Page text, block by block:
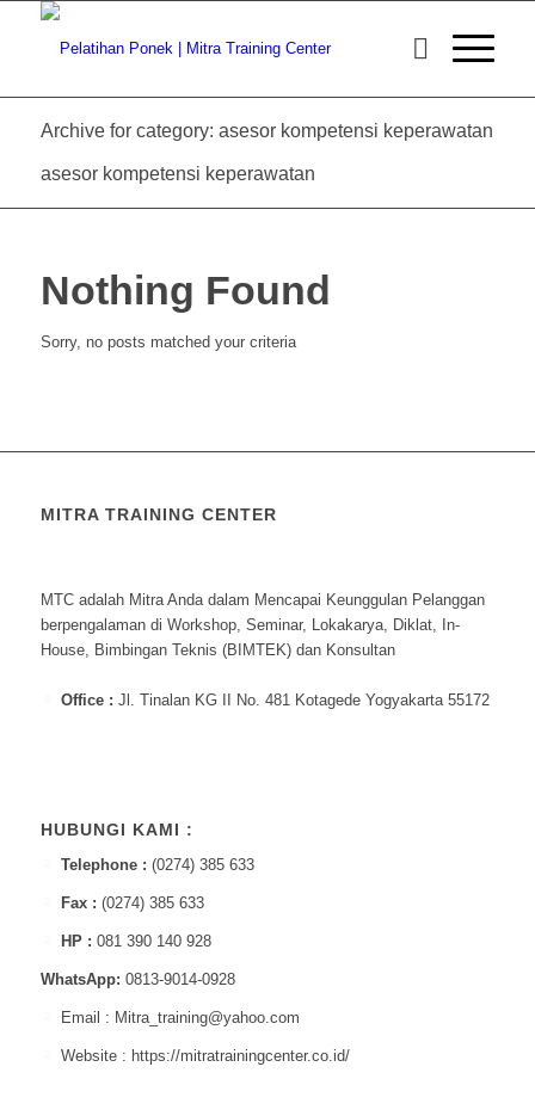
Archive for category: asesor kompetensi keperawatan
asesor kompetensi keperawatan
Nothing Found
Sorry, no posts matched your criteria
MITRA TRAINING CENTER
MTC adalah Mitra Anda dalam Mencapai Keunggulan Pelanggan
berpengalaman di Workshop, Seminar, Lokakarya, Diklat, In-
House, Bimbingan Teknis (BIMTEK) dan Konsultan
Office : Jl. Tinalan KG II No. 481 Kotagede Yogyakarta 55172
HUBUNGI KAMI :
Telephone : (0274) 385 633
Fax : (0274) 385 633
HP :081 390 140 928
WhatsApp: 0813-9014-0928
Email : Mitra_training@yahoo.com
Website : https://mitratrainingcenter.co.id/